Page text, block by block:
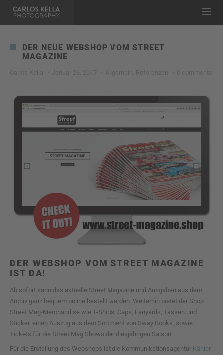
DER NEUE WEBSHOP VOM STREET
MAGAZINE
DER WEBSHOP VOM STREET MAGAZINE
IST DA!
Ab sofort kann das aktuelle Street Magazine und Ausgaben aus dem
Archiv ganz bequem online bestellt werden. Weiterhin bietet der Shop
Street Mag-Merchandise wie T-Shirts, Caps, Lanyards, Tassen und
Sticker, einen Auszug aus dem Sortiment von Sway Books, sowie
Tickets für die Street Mag Shows der diesjährigen Saison.
Für die Erstellung des Webshops ist die Kommunikationsagentur Kähler